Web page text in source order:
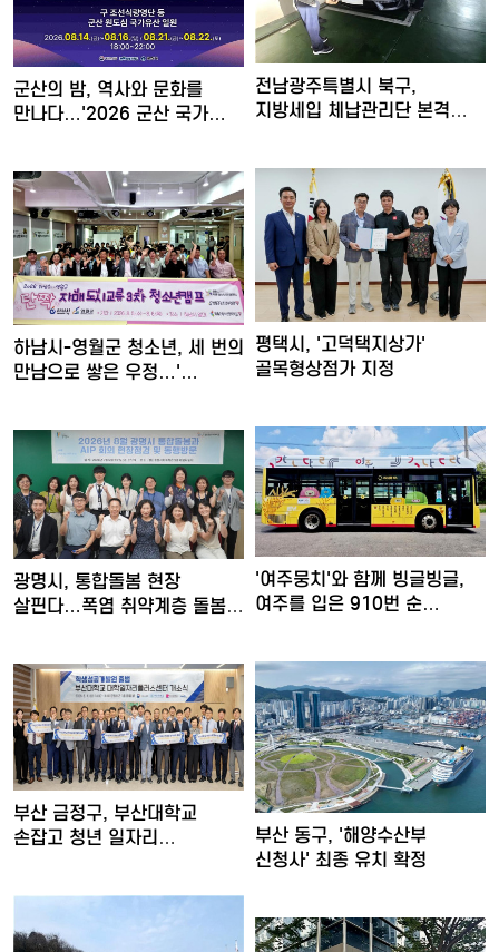
군산의 밤, 역사와 문화를
만나다…'2026 군산 국가…
전남광주특별시 북구,
지방세입 체납관리단 본격
평택시, '고덕택지상가'
골목형상점가 지정
하남시-영월군 청소년, 세 번의
만남으로 쌓은 우정…'…
'여주뭉치'와 함께 빙글빙글,
여주를 입은 910번 순…
광명시, 통합돌봄 현장
살핀다…폭염 취약계층 돌봄
부산 동구, '해양수산부
신청사' 최종 유치 확정
부산 금정구, 부산대학교
손잡고 청년 일자리